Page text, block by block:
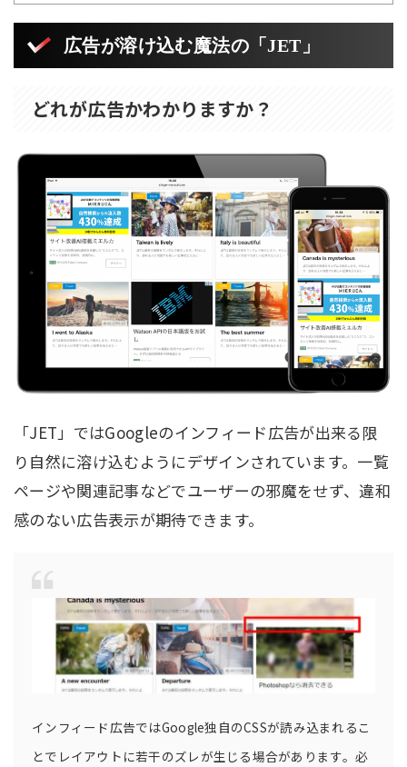
広告が溶け込む魔法の「JET」
どれが広告かわかりますか？
「JET」ではGoogleのインフィード広告が出来る限
り自然に溶け込むようにデザインされています。一覧
ページや関連記事などでユーザーの邪魔をせず、違和
感のない広告表示が期待できます。
インフィード広告ではGoogle独自のCSSが読み込まれるこ
とでレイアウトに若干のズレが生じる場合があります。必